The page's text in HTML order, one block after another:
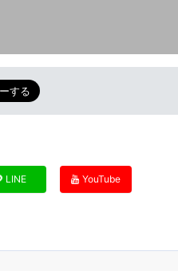
LINE YouTube